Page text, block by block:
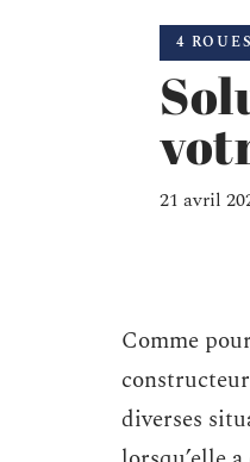
4 ROUES
21 avril
Comme
diverses